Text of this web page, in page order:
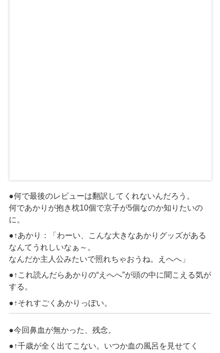
●何で最後のレビューは翻訳してくれないんだろう。
何であかりが抱き枕10個で京子が5個なのか知りたいの
に。
●↑あかり ：「 わーい、 こんな大きなあかりグッズがある
なんてうれしいなぁ～。
なんだか主人公みたいで照れちゃおうね。
えへへ」
●↑ これ読んだらあかりの“えへへ”が頭の中に聞こえる気が
する。
●↑それすごくあかりっぽい。
●今回鼻血が無かった、残念。
●↑千歳が全く出てこない。いつか血の風呂を 見せてく